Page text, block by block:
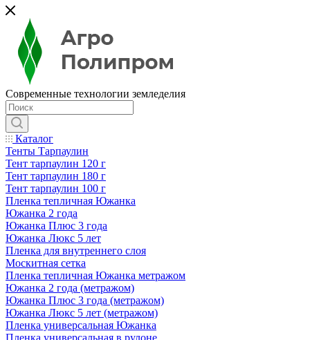
Современные технологии земледелия
Каталог
Тенты Тарпаулин
Тент тарпаулин 120 г
Тент тарпаулин 180 г
Тент тарпаулин 100 г
Пленка тепличная Южанка
Южанка 2 года
Южанка Плюс 3 года
Южанка Люкс 5 лет
Пленка для внутреннего слоя
Москитная сетка
Пленка тепличная Южанка метражом
Южанка 2 года (метражом)
Южанка Плюс 3 года (метражом)
Южанка Люкс 5 лет (метражом)
Пленка универсальная Южанка
Пленка универсальная в рулоне